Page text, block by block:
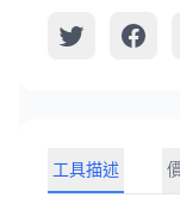
工具描述